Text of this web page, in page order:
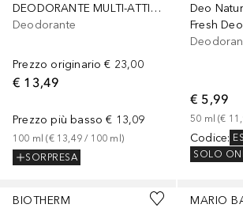
DEODORANTE MULTI-ATTIVO SPRAY 24H - CON PREBIOTICO NATURALE - RINFRESCANTE
Deodorante
Prezzo originario € 23,00
€ 13,49
Prezzo più basso € 13,09
100 ml (€ 13,49 / 100 ml)
SORPRESA
Deo
Fresh
€ 5,99
50 ml (€
Codice:
SOLO
BIOTHERM
MARIO